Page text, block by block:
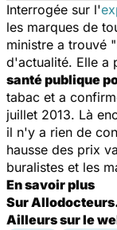
Interrogée sur l'
les marques de
ministre a trouvé
d'actualité. Elle a
santé publique
tabac et a
juillet 2013. Là
il n'y a rien de
hausse des prix
buralistes et les
En savoir plus
Sur
Ailleurs sur le